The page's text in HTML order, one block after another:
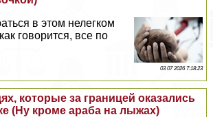
в этом нелегком
говорится, все по
03 07 2026 7:18:23
которые за границей оказались
(Ну кроме аpaба на лыжах)